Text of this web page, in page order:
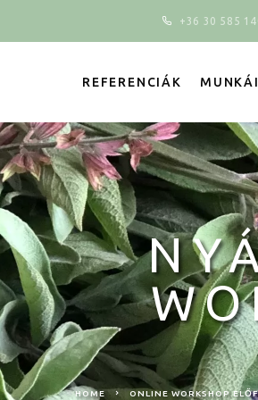
+36 30 585
REFERENCIÁK
HOME ONLINE WORKSHOP